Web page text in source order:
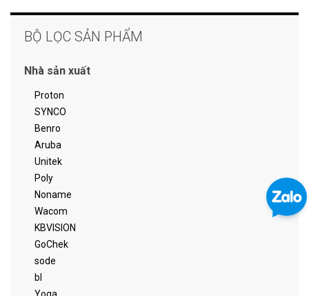
BỘ LỌC SẢN PHẨM
Nhà sản xuất
Proton
SYNCO
Benro
Aruba
Unitek
Poly
Noname
Wacom
KBVISION
GoChek
sode
bl